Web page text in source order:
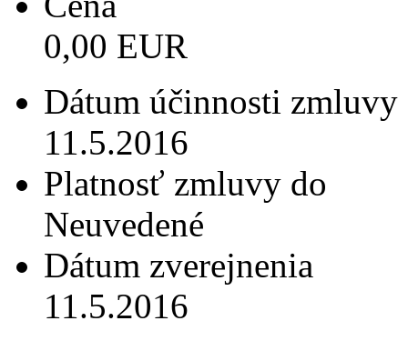
0,00 EUR
Dátum účinnosti zmluvy
11.5.2016
Platnosť zmluvy do
Neuvedené
Dátum zverejnenia
11.5.2016